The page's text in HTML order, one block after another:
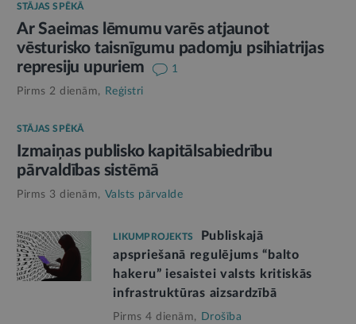
STĀJAS SPĒKĀ
Ar Saeimas lēmumu varēs atjaunot
vēsturisko taisnīgumu padomju psihiatrijas
represiju upuriem
1
Pirms 2 dienām,
Reģistri
STĀJAS SPĒKĀ
Izmaiņas publisko kapitālsabiedrību
pārvaldības sistēmā
Pirms 3 dienām, Valsts pārvalde
LIKUMPROJEKTS
Publiskajā
apspriešanā regulējums “balto
hakeru” iesaistei valsts kritiskās
infrastruktūras aizsardzībā
Pirms 4 dienām, Drošība